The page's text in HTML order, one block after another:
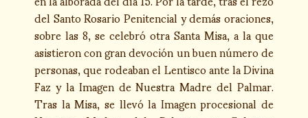
del Santo Rosario Penitencial y demás oraciones,
sobre las 8, se celebró otra Santa Misa, a la que
asistieron con gran devoción un buen número de
personas, que rodeaban el Lentisco ante la Divina
Faz y la Imagen de Nuestra Madre del Palmar.
Tras la Misa, se llevó la Imagen procesional de